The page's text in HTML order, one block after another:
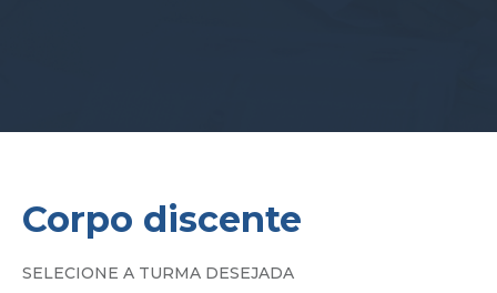
Corpo discente
SELECIONE A TURMA DESEJADA